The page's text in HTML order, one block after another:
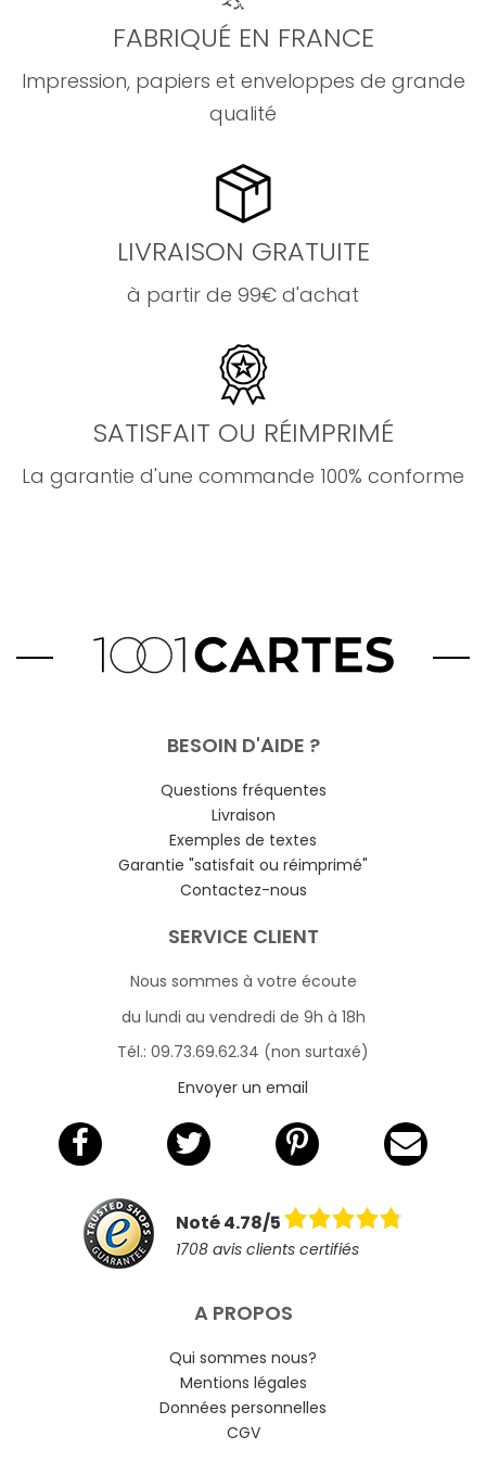
FABRIQUÉ EN FRANCE
Impression, papiers et enveloppes de grande
qualité
LIVRAISON GRATUITE
à partir de 99€ d'achat
SATISFAIT OU RÉIMPRIMÉ
La garantie d'une commande 100% conforme
BESOIN D'AIDE ?
Questions fréquentes
Livraison
Exemples de textes
Garantie "satisfait ou réimprimé"
Contactez-nous
SERVICE CLIENT
Nous sommes à votre écoute
du lundi au vendredi de 9h à 18h
Tél.: 09.73.69.62.34 (non surtaxé)
Envoyer un email
Noté 4.78/5
1708 avis clients certifiés
A PROPOS
Qui sommes nous?
Mentions légales
Données personnelles
CGV